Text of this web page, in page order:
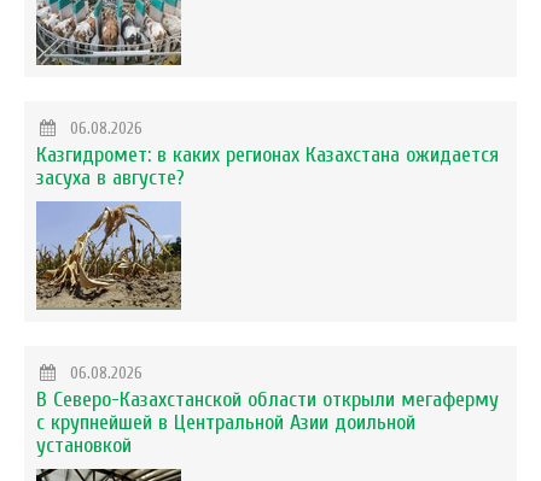
06.08.2026
Казгидромет: в каких регионах Казахстана ожидается
засуха в августе?
06.08.2026
В Северо-Казахстанской области открыли мегаферму
с крупнейшей в Центральной Азии доильной
установкой